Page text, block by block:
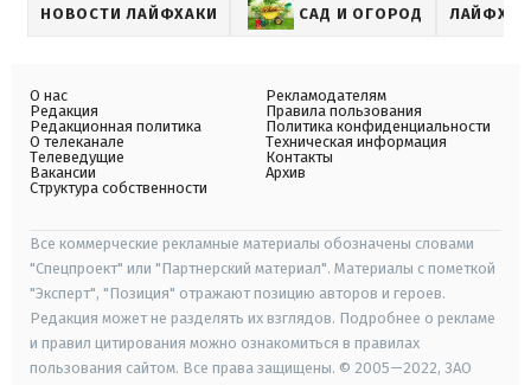
НОВОСТИ ЛАЙФХАКИ САД И ОГОРОД
О нас
Редакция
Редакционная политика
О телеканале
Телеведущие
Вакансии
Структура собственности
Рекламодателям
Правила пользования
Политика конфиденциальности
Техническая информация
Контакты
Архив
Все коммерческие рекламные материалы обозначены словами
"Спецпроект" или "Партнерский материал". Материалы с пометкой
"Эксперт", "Позиция" отражают позицию авторов и героев.
Редакция может не разделять их взглядов. Подробнее о рекламе
и правил цитирования можно ознакомиться в правилах
пользования сайтом. Все права защищены. © 2005—2022, ЗАО